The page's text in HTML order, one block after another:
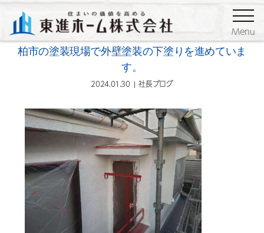
Menu
社長ブログ
柏市の塗装現場で外壁塗装の下塗りを進めていま
す。
2024.01.30 社長ブログ